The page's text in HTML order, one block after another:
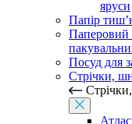
яруси
Папір
Паперовий
Посуд для
Стрічки,